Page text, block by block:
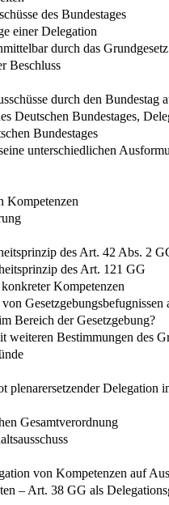
des Bundestages
einer Delegation
durch das
Beschluss
durch den Bundestag
Deutschen Bundestages,
Bundestages
unterschiedlichen
Kompetenzen
des Art. 42 Abs. 2
des Art. 121 GG
Kompetenzen
Gesetzgebungsbefugnissen
Bereich der Gesetzgebung?
Bestimmungen des
plenarersetzender
Gesamtverordnung
von Kompetenzen auf
– Art. 38 GG als